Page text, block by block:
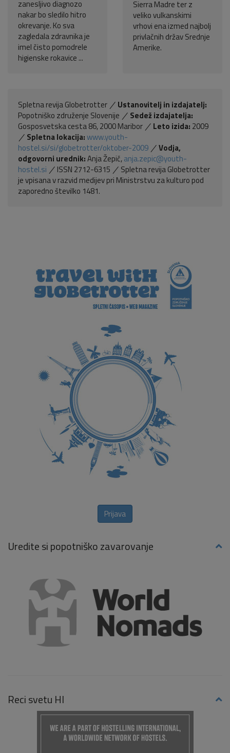
zanesljivo diagnozo
nakar bo sledilo hitro
okrevanje. Ko sva
zagledala zdravnika je
imel čisto pomodrele
higienske rokavice ...
Sierra Madre ter z
veliko vulkanskimi
vrhovi ena izmed najbolj
privlačnih držav Srednje
Amerike.
Spletna revija Globetrotter
Ustanovitelj in izdajatelj:
Popotniško združenje Slovenije
Sedež izdajatelja:
Gosposvetska cesta 86, 2000 Maribor
Leto izida: 2009
Spletna lokacija:www.youth-
hostel.si/si/globetrotter/oktober-2009
Vodja,
odgovorni urednik:Anja Žepič,anja.zepic@youth-
hostel.si
ISSN 2712-6315
Spletna revija Globetrotter
je vpisana v razvid medijev pri Ministrstvu za kulturo pod
zaporedno številko 1481.
Prijava
Uredite si popotniško zavarovanje
Reci svetu HI